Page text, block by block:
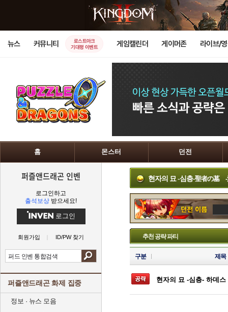
뉴스 커뮤니티
로스트아크
기대평 이벤트
게임캘린더 게이머존 라이브/
홈 몬스터 던전
퍼즐앤드래곤 인벤
로그인하고
출석보상 받으세요!
로그인
회원가입 ID/PW 찾기
퍼즐앤드래곤 화제 집중
정보 · 뉴스 모음
현자의 묘 -심층-聖者の墓 -
추천 공략 파티
구분 제목
현자의 묘 -심층- 하데스